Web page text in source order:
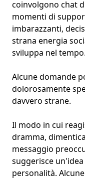
coinvolgono chat
momenti di
imbarazzanti,
strana energia
sviluppa nel tempo.
Alcune domande
dolorosamente
davvero strane.
Il modo in cui
dramma,
messaggio
suggerisce
personalità.